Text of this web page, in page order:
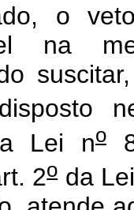
o
na
a Lei no
2oda